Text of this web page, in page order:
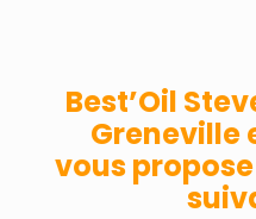
Best’Oil
Greneville
vous